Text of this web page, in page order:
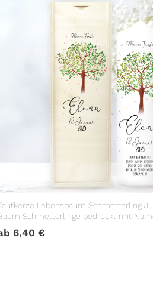
Lebensbaum Schmetterling
Schmetterlinge bedruckt mit
Taufspruch
6,40 €